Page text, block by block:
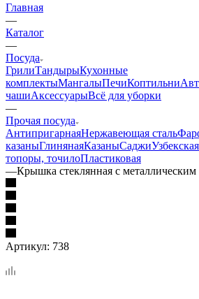
Главная
—
Каталог
—
Посуда
ГрилиТандырыКухонные
комплектыМангалыПечиКоптильни
чашиАксессуарыВсё для уборки
—
Прочая посуда
АнтипригарнаяНержавеющая сталь
казаныГлинянаяКазаныСаджиУзбекская
топоры, точилоПластиковая
—Крышка стеклянная с
Артикул: 738